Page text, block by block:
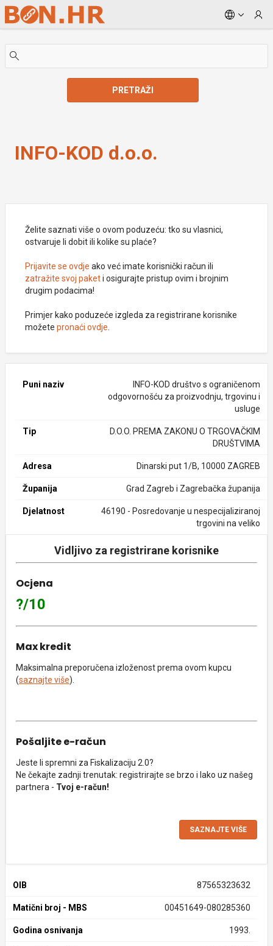
Skip to Main Content
PRETRAŽI
INFO-KOD d.o.o.
Želite saznati više o ovom poduzeću: tko su vlasnici,
ostvaruje li dobit ili kolike su plaće?
Prijavite se ovdje ako već imate korisnički račun ili
zatražite svoj paketi osigurajte pristup ovim i brojnim
drugim podacima!
Primjer kako poduzeće izgleda za registrirane korisnike
možete pronaći ovdje
Puni naziv
INFO-KOD društvo s ograničenom
odgovornošću za proizvodnju, trgovinu i
usluge
Tip
D.O.O. PREMA ZAKONU O TRGOVAČKIM
DRUŠTVIMA
Adresa Dinarski put 1/B, 10000 ZAGREB
Županija Grad Zagreb i Zagrebačka županija
Djelatnost
46190 - Posredovanje u nespecijaliziranoj
trgovini na veliko
Vidljivo za registrirane korisnike
Ocjena
?/10
Max kredit
Maksimalna preporučena izloženost prema ovom kupcu
(saznajte više).
Pošaljite e-račun
Jeste li spremni za Fiskalizaciju 2.0?
Ne čekajte zadnji trenutak: registrirajte se brzo i lako uz našeg
partnera - Tvoj e-račun!
SAZNAJTE VIŠE
OIB 87565323632
Matični broj - MBS 00451649-080285360
Godina osnivanja 1993.